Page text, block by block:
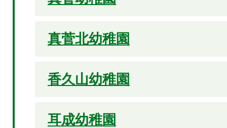
真菅北幼稚園
香久山幼稚園
耳成幼稚園